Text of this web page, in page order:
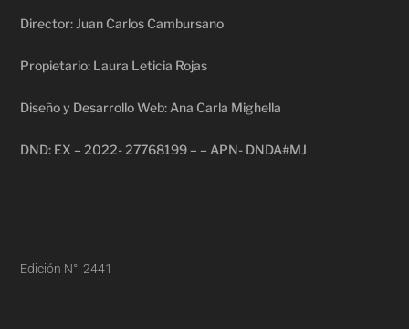
Director: Juan Carlos Cambursano
Propietario: Laura Leticia Rojas
Diseño y Desarrollo Web: Ana Carla Mighella
DND: EX – 2022- 27768199 – – APN- DNDA#MJ
Edición N°: 2441